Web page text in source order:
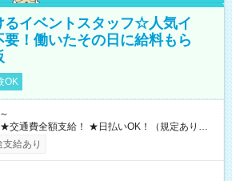
るイベントスタッフ☆人気イ
！働いたその日に給料もら
OK
現金GET♪ お仕事後はコンビニATMから 日払
給あり